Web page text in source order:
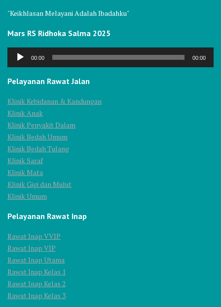
"Keikhlasan Melayani Adalah Ibadahku"
Mars RS Ridhoka Salma 2025
Audio
00:00 00:00
Pelayanan Rawat Jalan
Klinik Kebidanan & Kandungan
Klinik Anak
Klinik Penyakit Dalam
Klinik Bedah Umum
Klinik Bedah Tulang
Klinik Saraf
Klinik Mata
Klinik Gigi dan Mulut
Klinik Umum
Pelayanan Rawat Inap
Rawat Inap VVIP
Rawat Inap VIP
Rawat Inap Utama
Rawat Inap Kelas 1
Rawat Inap Kelas 2
Rawat Inap Kelas 3